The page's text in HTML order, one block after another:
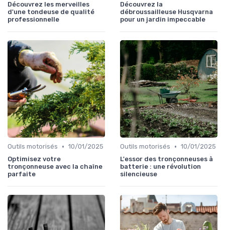
Découvrez les merveilles
d'une tondeuse de qualité
professionnelle
Découvrez la
débroussailleuse Husqvarna
pour un jardin impeccable
Outils motorisés • 10/01/2025
Optimisez votre
tronçonneuse avec la chaîne
parfaite
Outils motorisés • 10/01/2025
L'essor des tronçonneuses à
batterie : une révolution
silencieuse